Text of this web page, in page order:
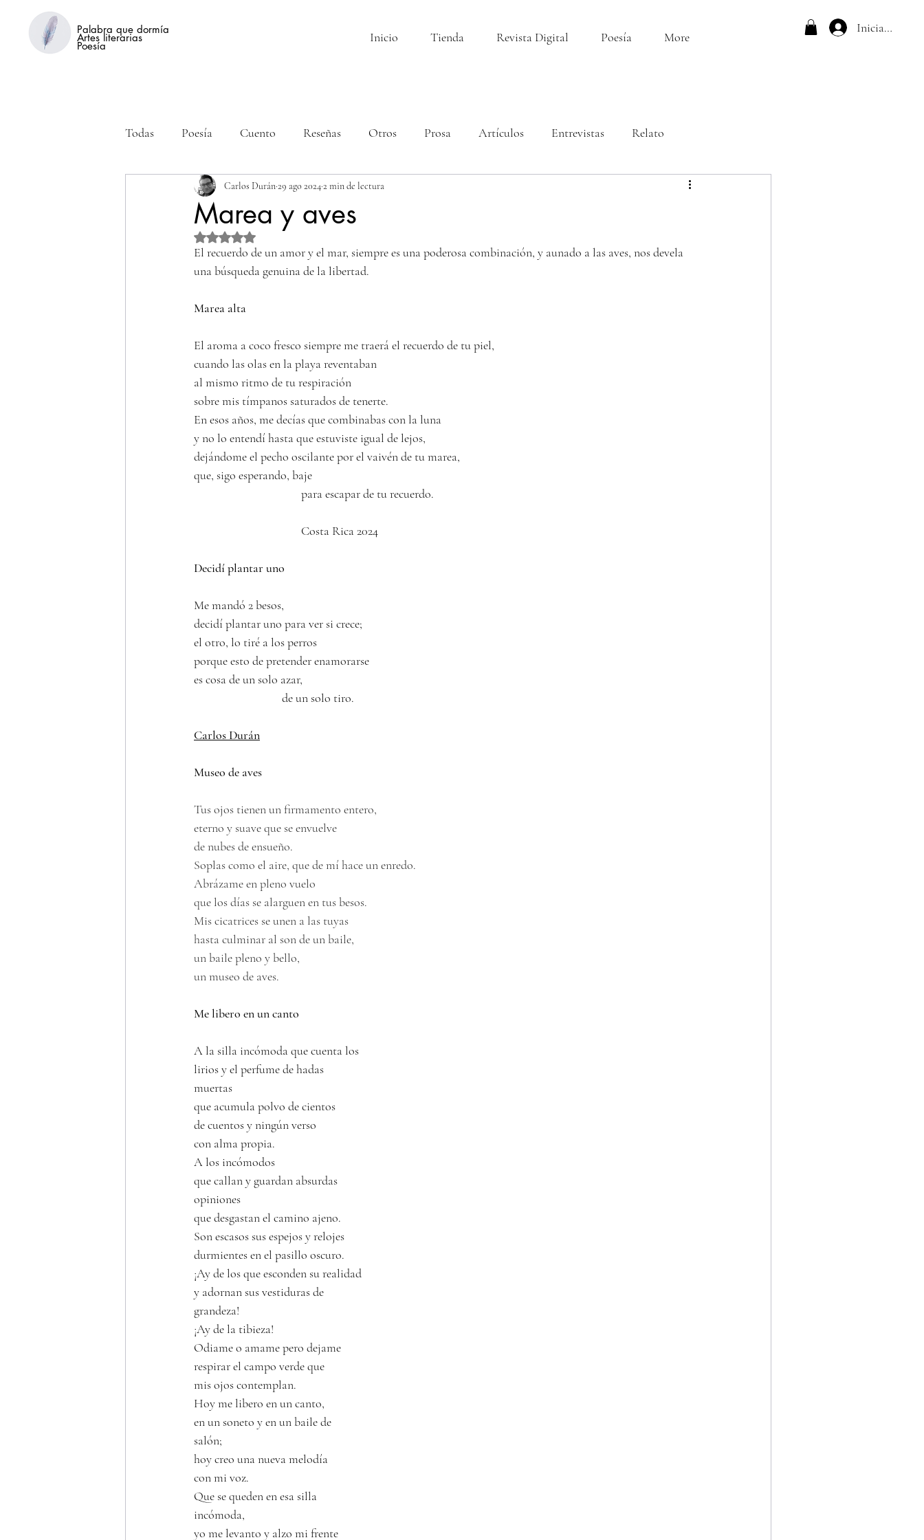
Palabra que dormía
Artes literarias
Poesía
Inicio Tienda Revista Digital Poesía More
Iniciar sesión
Todas Poesía Cuento Reseñas Otros Prosa Artículos Entrevistas Relato
Marea y aves
Carlos Durán29 ago 20242 min de lectura
Obtuvo NaN de 5 estrellas.
El recuerdo de un amor y el mar, siempre es una poderosa combinación, y aunado a las aves, nos devela
una búsqueda genuina de la libertad.
Marea alta
El aroma a coco fresco siempre me traerá el recuerdo de tu piel,
cuando las olas en la playa reventaban
al mismo ritmo de tu respiración
sobre mis tímpanos saturados de tenerte.
En esos años, me decías que combinabas con la luna
y no lo entendí hasta que estuviste igual de lejos,
dejándome el pecho oscilante por el vaivén de tu marea,
que, sigo esperando, baje
para escapar de tu recuerdo.
                                       Costa Rica 2024
Decidí plantar uno
Me mandó 2 besos,
decidí plantar uno para ver si crece;
el otro, lo tiré a los perros
porque esto de pretender enamorarse
es cosa de un solo azar,
de un solo tiro.
Carlos Durán
Museo de aves
Tus ojos tienen un firmamento entero,
eterno y suave que se envuelve
de nubes de ensueño.
Soplas como el aire, que de mí hace un enredo.
Abrázame en pleno vuelo
que los días se alarguen en tus besos.
Mis cicatrices se unen a las tuyas
hasta culminar al son de un baile,
un baile pleno y bello,
un museo de aves.
Me libero en un canto
A la silla incómoda que cuenta los
lirios y el perfume de hadas
muertas
que acumula polvo de cientos
de cuentos y ningún verso
con alma propia.
A los incómodos
que callan y guardan absurdas
opiniones
que desgastan el camino ajeno.
Son escasos sus espejos y relojes
durmientes en el pasillo oscuro.
¡Ay de los que esconden su realidad
y adornan sus vestiduras de
grandeza!
¡Ay de la tibieza!
Odiame o amame pero dejame
respirar el campo verde que
mis ojos contemplan.
Hoy me libero en un canto,
en un soneto y en un baile de
salón;
hoy creo una nueva melodía
con mi voz.
Que se queden en esa silla
incómoda,
yo me levanto y alzo mi frente